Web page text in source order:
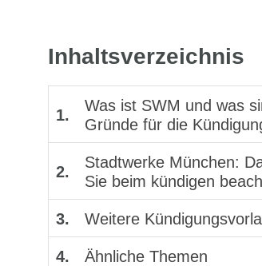
Inhaltsverzeichnis
1.
Was ist SWM und was
Gründe für die
2.
Stadtwerke München:
Sie beim kündigen
3. Weitere
4. Ähnliche Themen